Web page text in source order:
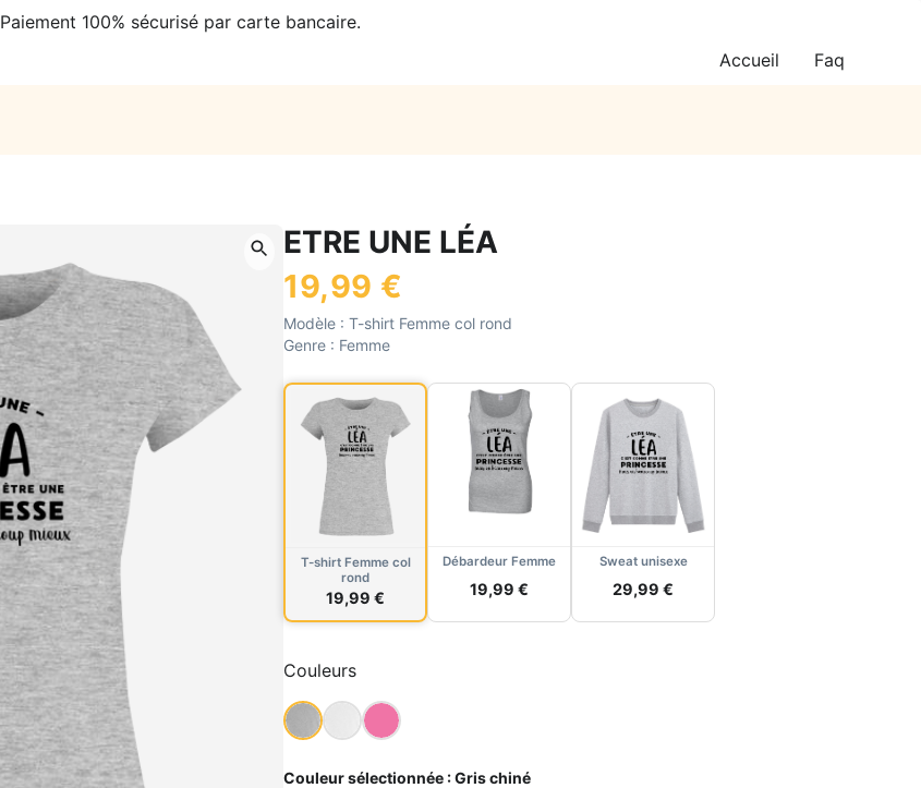
Paiement 100% sécurisé par carte bancaire.
Accueil
Faq
ETRE UNE LÉA
19,99 €
Modèle : T-shirt Femme col rond
Genre : Femme
T-shirt Femme col
rond
19,99 €
Débardeur Femme
19,99 €
Sweat unisexe
29,99 €
Couleurs
Couleur sélectionnée :Gris chiné